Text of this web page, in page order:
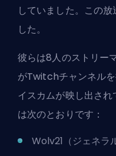
していました。この
した。
彼らは8人のストリー
がTwitchチャンネル
イスカムが映し出さ
は次のとおりです：
Wolv21（ジェネラ